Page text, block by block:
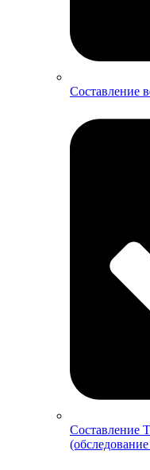
Составление
Составление